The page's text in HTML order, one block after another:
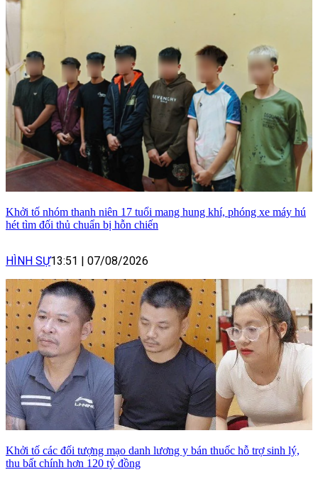
Khởi tố nhóm thanh niên 17 tuổi mang hung khí, phóng xe máy hú
hét tìm đối thủ chuẩn bị hỗn chiến
HÌNH SỰ13:51 | 07/08/2026
Khởi tố các đối tượng mạo danh lương y bán thuốc hỗ trợ sinh lý,
thu bất chính hơn 120 tỷ đồng